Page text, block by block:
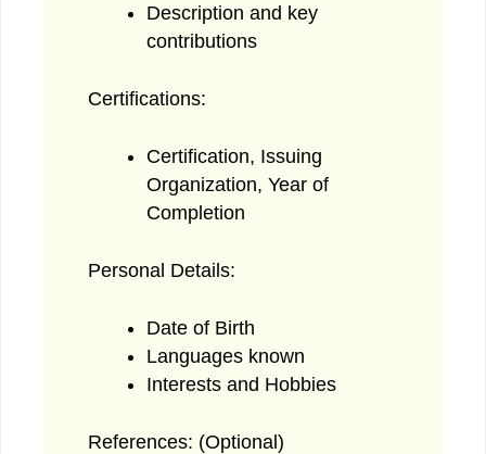
Description and key
contributions
Certifications:
Certification, Issuing
Organization, Year of
Completion
Personal Details:
Date of Birth
Languages known
Interests and Hobbies
References: (Optional)